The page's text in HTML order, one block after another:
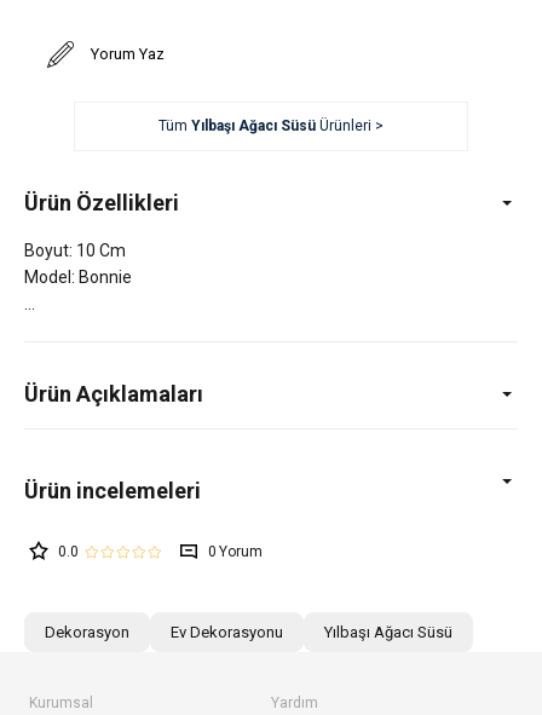
Yorum Yaz
Tüm Yılbaşı Ağacı SüsüÜrünleri >
Ürün Özellikleri
Boyut: 10 Cm
Model: Bonnie
Ürün Açıklamaları
0.0 0
Dekorasyon Ev Dekorasyonu Yılbaşı Ağacı Süsü
Kurumsal Yardım